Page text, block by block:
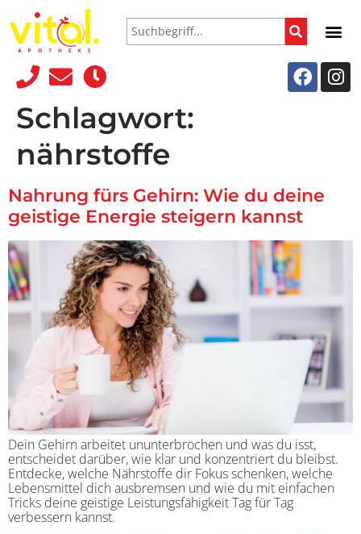
Schlagwort:
nährstoffe
Nahrung fürs Gehirn: Wie du deine
geistige Energie steigern kannst
Dein Gehirn arbeitet ununterbrochen und was du isst,
entscheidet darüber, wie klar und konzentriert du bleibst.
Entdecke, welche Nährstoffe dir Fokus schenken, welche
Lebensmittel dich ausbremsen und wie du mit einfachen
Tricks deine geistige Leistungsfähigkeit Tag für Tag
verbessern kannst.